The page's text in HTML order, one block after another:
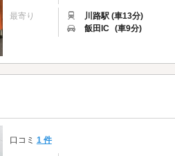
最寄り
川路駅 (車13分)
飯田IC (車9分)
口コミ 1 件